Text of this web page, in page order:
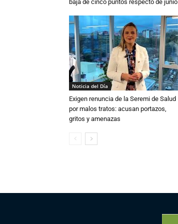
baja de cinco puntos respecto de junio
Noticia del Día
Exigen renuncia de la Seremi de Salud
por malos tratos: acusan portazos,
gritos y amenazas